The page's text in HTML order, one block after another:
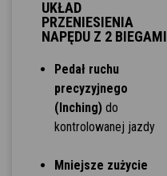
UKŁAD
PRZENIESIENIA
NAPĘDU Z 2 BIEGAMI
Pedał ruchu
precyzyjnego
(Inching)do
kontrolowanej jazdy
Mniejsze zużycie